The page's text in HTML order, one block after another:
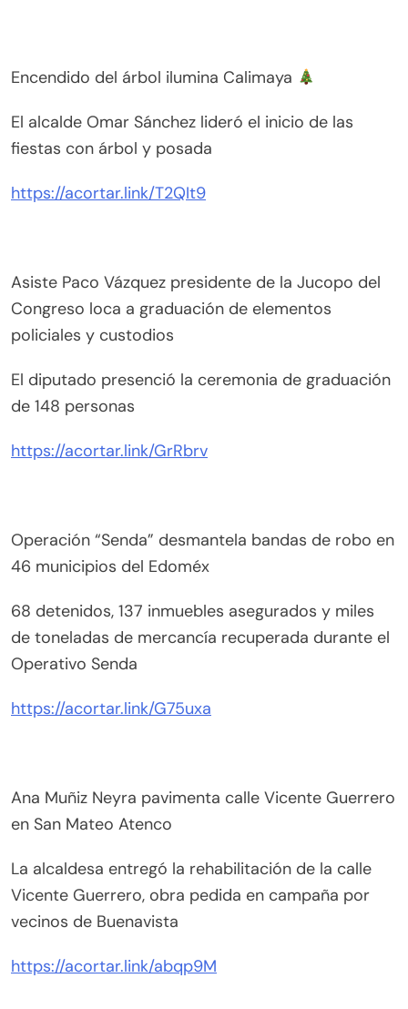
Encendido del árbol ilumina Calimaya
El alcalde Omar Sánchez lideró el inicio de las
fiestas con árbol y posada
https://acortar.link/T2QIt9
Asiste Paco Vázquez presidente de la Jucopo del
Congreso loca a graduación de elementos
policiales y custodios
El diputado presenció la ceremonia de graduación
de 148 personas
https://acortar.link/GrRbrv
Operación “Senda” desmantela bandas de robo en
46 municipios del Edoméx
68 detenidos, 137 inmuebles asegurados y miles
de toneladas de mercancía recuperada durante el
Operativo Senda
https://acortar.link/G75uxa
Ana Muñiz Neyra pavimenta calle Vicente Guerrero
en San Mateo Atenco
La alcaldesa entregó la rehabilitación de la calle
Vicente Guerrero, obra pedida en campaña por
vecinos de Buenavista
https://acortar.link/abqp9M